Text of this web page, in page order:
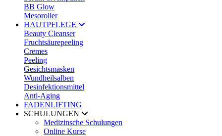
BB Glow
Mesoroller
HAUTPFLEGE
Beauty Cleanser
Fruchtsäurepeeling
Cremes
Peeling
Gesichtsmasken
Wundheilsalben
Desinfektionsmittel
Anti-Aging
FADENLIFTING
SCHULUNGEN
Medizinsche Schulungen
Online Kurse